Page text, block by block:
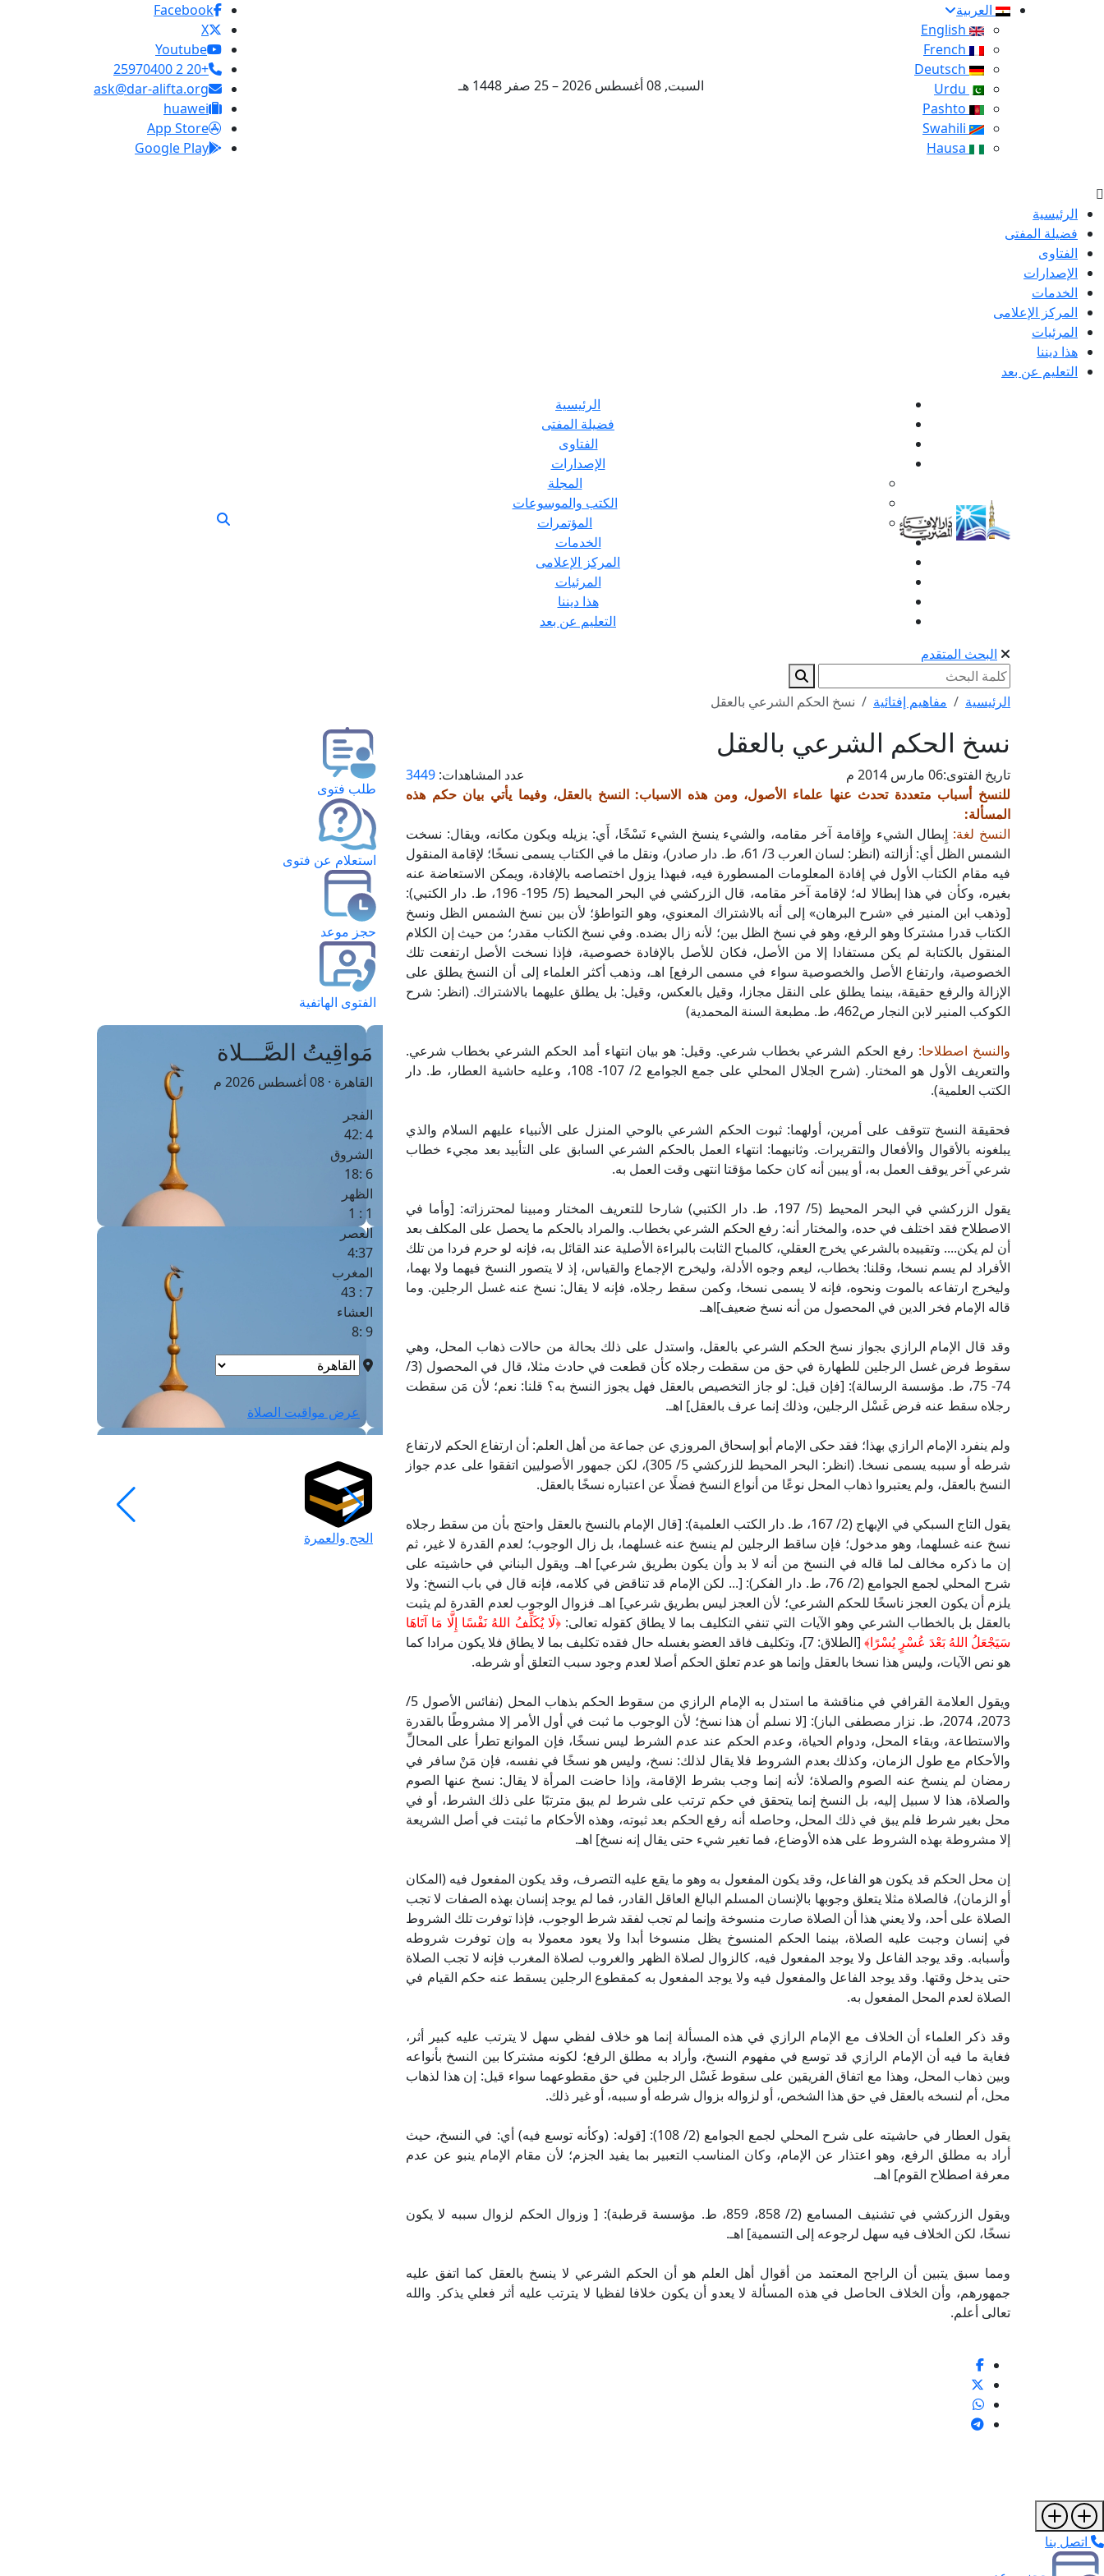
العربية
السبت, 08 أغسطس 2026 – 25 صفر 1448 هـ
Facebook
X
Youtube
+20 2 25970400
ask@dar-alifta.org
huawei
App Store
Google Play
الرئيسية
فضيلة المفتى
الفتاوى
الإصدارات
الخدمات
المركز الإعلامى
المرئيات
هذا ديننا
التعليم عن بعد
الرئيسية
فضيلة المفتى
الفتاوى
الإصدارات
المجلة
الكتب والموسوعات
المؤتمرات
الخدمات
المركز الإعلامى
المرئيات
هذا ديننا
التعليم عن بعد
البحث المتقدم
الرئيسية مفاهيم إفتائية نسخ الحكم الشرعي بالعقل
نسخ الحكم الشرعي بالعقل
تاريخ الفتوى:06 مارس 2014 م عدد المشاهدات: 3449
للنسخ أسباب متعددة تحدث عنها علماء الأصول، ومن هذه الاسباب: النسخ بالعقل، وفيما يأتي بيان حكم هذه
المسألة:
النسخ لغة: إِبطال الشيء وإِقامة آخر مقامه، والشيء ينسخ الشيء نَسْخًا، أَي: يزيله ويكون مكانه، ويقال: نسخت
الشمس الظل أي: أزالته (انظر: لسان العرب 3/ 61، ط. دار صادر)، ونقل ما في الكتاب يسمى نسخًا؛ لإقامة المنقول
فيه مقام الكتاب الأول في إفادة المعلومات المسطورة فيه، فبهذا يزول اختصاصه بالإفادة، ويمكن الاستعاضة عنه
بغيره، وكأن في هذا إبطالا له؛ لإقامة آخر مقامه، قال الزركشي في البحر المحيط (5/ 195- 196، ط. دار الكتبي):
[وذهب ابن المنير في «شرح البرهان» إلى أنه بالاشتراك المعنوي، وهو التواطؤ؛ لأن بين نسخ الشمس الظل ونسخ
الكتاب قدرا مشتركا وهو الرفع، وهو في نسخ الظل بين؛ لأنه زال بضده. وفي نسخ الكتاب مقدر؛ من حيث إن الكلام
المنقول بالكتابة لم يكن مستفادا إلا من الأصل، فكان للأصل بالإفادة خصوصية، فإذا نسخت الأصل ارتفعت تلك
الخصوصية، وارتفاع الأصل والخصوصية سواء في مسمى الرفع] اهـ، وذهب أكثر العلماء إلى أن النسخ يطلق على
الإزالة والرفع حقيقة، بينما يطلق على النقل مجازا، وقيل بالعكس، وقيل: بل يطلق عليهما بالاشتراك. (انظر: شرح
الكوكب المنير لابن النجار ص462، ط. مطبعة السنة المحمدية)
والنسخ اصطلاحا: رفع الحكم الشرعي بخطاب شرعي. وقيل: هو بيان انتهاء أمد الحكم الشرعي بخطاب شرعي.
والتعريف الأول هو المختار. (شرح الجلال المحلي على جمع الجوامع 2/ 107- 108، وعليه حاشية العطار، ط. دار
الكتب العلمية).
فحقيقة النسخ تتوقف على أمرين، أولهما: ثبوت الحكم الشرعي بالوحي المنزل على الأنبياء عليهم السلام والذي
يبلغونه بالأقوال والأفعال والتقريرات. وثانيهما: انتهاء العمل بالحكم الشرعي السابق على التأبيد بعد مجيء خطاب
شرعي آخر يوقف العمل به، أو يبين أنه كان حكما مؤقتا انتهى وقت العمل به.
يقول الزركشي في البحر المحيط (5/ 197، ط. دار الكتبي) شارحا للتعريف المختار ومبينا لمحترزاته: [وأما في
الاصطلاح فقد اختلف في حده، والمختار أنه: رفع الحكم الشرعي بخطاب. والمراد بالحكم ما يحصل على المكلف بعد
أن لم يكن.... وتقييده بالشرعي يخرج العقلي، كالمباح الثابت بالبراءة الأصلية عند القائل به، فإنه لو حرم فردا من تلك
الأفراد لم يسم نسخا، وقلنا: بخطاب، ليعم وجوه الأدلة، وليخرج الإجماع والقياس، إذ لا يتصور النسخ فيهما ولا بهما،
وليخرج ارتفاعه بالموت ونحوه، فإنه لا يسمى نسخا، وكمن سقط رجلاه، فإنه لا يقال: نسخ عنه غسل الرجلين. وما
قاله الإمام فخر الدين في المحصول من أنه نسخ ضعيف]اهـ.
وقد قال الإمام الرازي بجواز نسخ الحكم الشرعي بالعقل، واستدل على ذلك بحالة من حالات ذهاب المحل، وهي
سقوط فرض غسل الرجلين للطهارة في حق من سقطت رجلاه كأن قطعت في حادث مثلا، قال في المحصول (3/
74- 75، ط. مؤسسة الرسالة): [فإن قيل: لو جاز التخصيص بالعقل فهل يجوز النسخ به؟ قلنا: نعم؛ لأن مَن سقطت
رجلاه سقط عنه فرض غَسْل الرجلين، وذلك إنما عرف بالعقل] اهـ.
ولم ينفرد الإمام الرازي بهذا؛ فقد حكى الإمام أبو إسحاق المروزي عن جماعة من أهل العلم: أن ارتفاع الحكم لارتفاع
شرطه أو سببه يسمى نسخا. (انظر: البحر المحيط للزركشي 5/ 305)، لكن جمهور الأصوليين اتفقوا على عدم جواز
النسخ بالعقل، ولم يعتبروا ذهاب المحل نوعًا من أنواع النسخ فضلًا عن اعتباره نسخًا بالعقل.
يقول التاج السبكي في الإبهاج (2/ 167، ط. دار الكتب العلمية): [قال الإمام بالنسخ بالعقل واحتج بأن من سقط رجلاه
نسخ عنه غسلهما، وهو مدخول؛ فإن ساقط الرجلين لم ينسخ عنه غسلهما، بل زال الوجوب؛ لعدم القدرة لا غير، ثم
إن ما ذكره مخالف لما قاله في النسخ من أنه لا بد وأن يكون بطريق شرعي] اهـ. ويقول البناني في حاشيته على
شرح المحلي لجمع الجوامع (2/ 76، ط. دار الفكر): [... لكن الإمام قد تناقض في كلامه، فإنه قال في باب النسخ: ولا
يلزم أن يكون العجز ناسخًا للحكم الشرعي؛ لأن العجز ليس بطريق شرعي] اهـ. فزوال الوجوب لعدم القدرة لم يثبت
بالعقل بل بالخطاب الشرعي وهو الآيات التي تنفي التكليف بما لا يطاق كقوله تعالى:﴿لَا يُكَلِّفُ اللهُ نَفْسًا إِلَّا مَا آتَاهَا
سَيَجْعَلُ اللهُ بَعْدَ عُسْرٍ يُسْرًا﴾
[الطلاق: 7]، وتكليف فاقد العضو بغسله حال فقده تكليف بما لا يطاق فلا يكون مرادا كما
هو نص الآيات، وليس هذا نسخا بالعقل وإنما هو عدم تعلق الحكم أصلا لعدم وجود سبب التعلق أو شرطه.
ويقول العلامة القرافي في مناقشة ما استدل به الإمام الرازي من سقوط الحكم بذهاب المحل (نفائس الأصول 5/
2073، 2074، ط. نزار مصطفى الباز): [لا نسلم أن هذا نسخ؛ لأن الوجوب ما ثبت في أول الأمر إلا مشروطًا بالقدرة
والاستطاعة، وبقاء المحل، ودوام الحياة، وعدم الحكم عند عدم الشرط ليس نسخًا، فإن الموانع تطرأ على المحالِّ
والأحكام مع طول الزمان، وكذلك بعدم الشروط فلا يقال لذلك: نسخ، وليس هو نسخًا في نفسه، فإن مَنْ سافر في
رمضان لم ينسخ عنه الصوم والصلاة؛ لأنه إنما وجب بشرط الإقامة، وإذا حاضت المرأة لا يقال: نسخ عنها الصوم
والصلاة، هذا لا سبيل إليه، بل النسخ إنما يتحقق في حكم ترتب على شرط لم يبق مترتبًا على ذلك الشرط، أو في
محل بغير شرط فلم يبق في ذلك المحل، وحاصله أنه رفع الحكم بعد ثبوته، وهذه الأحكام ما ثبتت في أصل الشريعة
إلا مشروطة بهذه الشروط على هذه الأوضاع، فما تغير شيء حتى يقال إنه نسخ] اهـ.
إن محل الحكم قد يكون هو الفاعل، وقد يكون المفعول به وهو ما يقع عليه التصرف، وقد يكون المفعول فيه (المكان
أو الزمان)، فالصلاة مثلا يتعلق وجوبها بالإنسان المسلم البالغ العاقل القادر، فما لم يوجد إنسان بهذه الصفات لا تجب
الصلاة على أحد، ولا يعني هذا أن الصلاة صارت منسوخة وإنما لم تجب لفقد شرط الوجوب، فإذا توفرت تلك الشروط
في إنسان وجبت عليه الصلاة، بينما الحكم المنسوخ يظل منسوخا أبدا ولا يعود معمولا به وإن توفرت شروطه
وأسبابه. وقد يوجد الفاعل ولا يوجد المفعول فيه، كالزوال لصلاة الظهر والغروب لصلاة المغرب فإنه لا تجب الصلاة
حتى يدخل وقتها. وقد يوجد الفاعل والمفعول فيه ولا يوجد المفعول به كمقطوع الرجلين يسقط عنه حكم القيام في
الصلاة لعدم المحل المفعول به.
وقد ذكر العلماء أن الخلاف مع الإمام الرازي في هذه المسألة إنما هو خلاف لفظي سهل لا يترتب عليه كبير أثر،
فغاية ما فيه أن الإمام الرازي قد توسع في مفهوم النسخ، وأراد به مطلق الرفع؛ لكونه مشتركا بين النسخ بأنواعه
وبين ذهاب المحل، وهذا مع اتفاق الفريقين على سقوط غَسْل الرجلين في حق مقطوعهما سواء قيل: إن هذا لذهاب
محل، أم لنسخه بالعقل في حق هذا الشخص، أو لزواله بزوال شرطه أو سببه، أو غير ذلك.
يقول العطار في حاشيته على شرح المحلي لجمع الجوامع (2/ 108): [قوله: (وكأنه توسع فيه) أي: في النسخ، حيث
أراد به مطلق الرفع، وهو اعتذار عن الإمام، وكان المناسب التعبير بما يفيد الجزم؛ لأن مقام الإمام ينبو عن عدم
معرفة اصطلاح القوم] اهـ.
ويقول الزركشي في تشنيف المسامع (2/ 858، 859، ط. مؤسسة قرطبة): [ وزوال الحكم لزوال سببه لا يكون
نسخًا، لكن الخلاف فيه سهل لرجوعه إلى التسمية] اهـ.
ومما سبق يتبين أن الراجح المعتمد من أقوال أهل العلم هو أن الحكم الشرعي لا ينسخ بالعقل كما اتفق عليه
جمهورهم، وأن الخلاف الحاصل في هذه المسألة لا يعدو أن يكون خلافا لفظيا لا يترتب عليه أثر فعلي يذكر. والله
تعالى أعلم.
طلب فتوى
استعلام عن فتوى
حجز موعد
الفتوى الهاتفية
مَواقِيتُ الصَّـــلاة
القاهرة · 08 أغسطس 2026 م
الفجر
4 :42
الشروق
6 :18
الظهر
1 : 1
العصر
4:37
المغرب
7 : 43
العشاء
9 :8
عرض مواقيت الصلاة
الحج والعمرة
اتصل بنا